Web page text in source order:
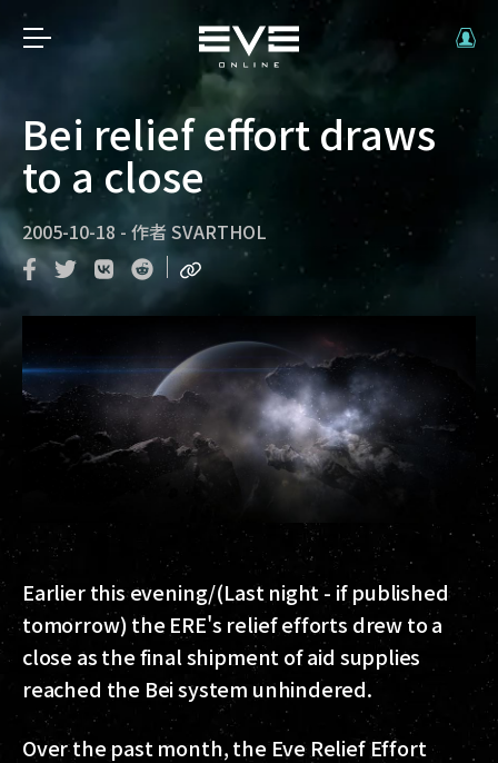
Bei relief effort draws
to a close
2005-10-18 - 作者 SVARTHOL
Earlier this evening/(Last night - if published
tomorrow) the ERE's relief efforts drew to a
close as the final shipment of aid supplies
reached the Bei system unhindered.
Over the past month, the Eve Relief Effort